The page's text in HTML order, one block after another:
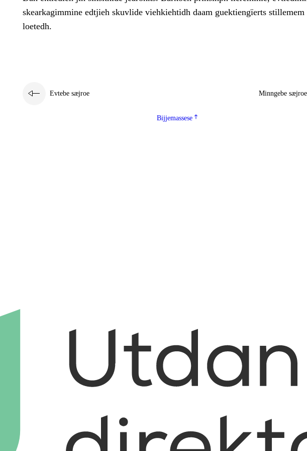
skearkagimmine edtjieh skuvlide viehkiehtidh daam guektiengïerts stillemem
loetedh.
Evtebe sæjroe Minngebe sæjroe
Bijjemassese